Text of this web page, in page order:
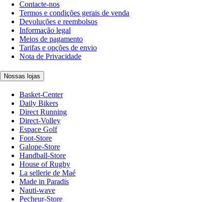
Contacte-nos
Termos e condições gerais de venda
Devoluções e reembolsos
Informação legal
Meios de pagamento
Tarifas e opções de envio
Nota de Privacidade
Nossas lojas
Basket-Center
Daily Bikers
Direct Running
Direct-Volley
Espace Golf
Foot-Store
Galope-Store
Handball-Store
House of Rugby
La sellerie de Maé
Made in Paradis
Nauti-wave
Pecheur-Store